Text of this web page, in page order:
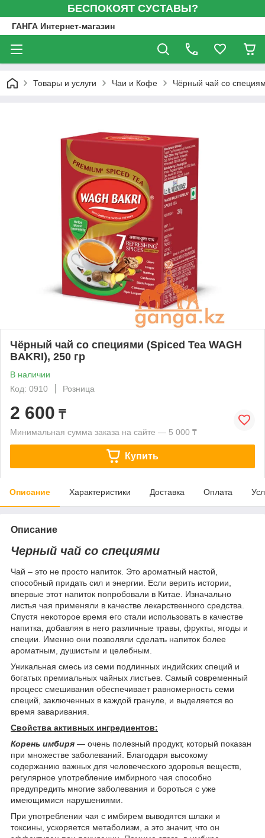
БЕСПОКОЯТ СУСТАВЫ?
ГАНГА Интернет-магазин
Товары и услуги Чаи и Кофе Чёрный чай со
Чёрный чай со специями (Spiced Tea WAGH
BAKRI), 250 гр
В наличии
Код: 0910
Розница
2 600 ₸
Минимальная сумма заказа на сайте — 5 000 ₸
Купить
Описание Характеристики Доставка Оплата
Описание
Черный чай со специями
Чай – это не просто напиток. Это ароматный настой,
способный придать сил и энергии. Если верить истории,
впервые этот напиток попробовали в Китае. Изначально
листья чая применяли в качестве лекарственного средства.
Спустя некоторое время его стали использовать в качестве
напитка, добавляя в него различные травы, фрукты, ягоды и
специи. Именно они позволяли сделать напиток более
ароматным, душистым и целебным.
Уникальная смесь из семи подлинных индийских специй и
богатых премиальных чайных листьев. Самый современный
процесс смешивания обеспечивает равномерность семи
специй, заключенных в каждой грануле, и выделяется во
время заваривания.
Свойства активных ингредиентов:
Корень имбиря — очень полезный продукт, который показан
при множестве заболеваний. Благодаря высокому
содержанию важных для человеческого здоровья веществ,
регулярное употребление имбирного чая способно
предупредить многие заболевания и бороться с уже
имеющимися нарушениями.
При употреблении чая с имбирем выводятся шлаки и
токсины, ускоряется метаболизм, а это значит, что он